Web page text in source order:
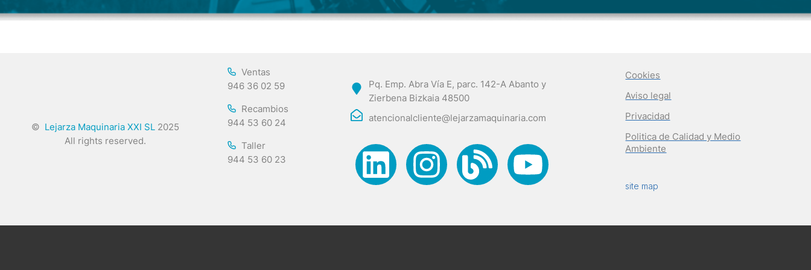
© Lejarza Maquinaria XXI SL 2025
All rights reserved.
Ventas
946 36 02 59
Recambios
944 53 60 24
Taller
944 53 60 23
Pq. Emp. Abra Vía E, parc. 142-A Abanto y
Zierbena Bizkaia 48500
atencionalcliente@lejarzamaquinaria.com
Cookies
Aviso legal
Privacidad
Politica de Calidad y Medio
Ambiente
site map